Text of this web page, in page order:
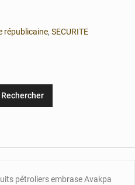
républicaine, SECURITE
pétroliers embrase Avakpa